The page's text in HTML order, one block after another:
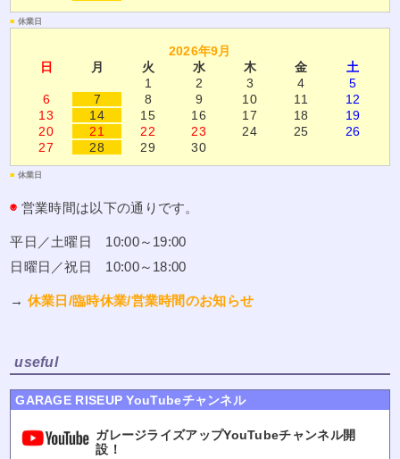
■ 休業日
2026年9月
日
月 火 水 木 金
土
1
2 3 4
5
6
7 8 9 10 11
12
13
14 15 16 17 18
19
20
21 22 23 24 25
26
27
28 29 30
■ 休業日
◉ 営業時間は以下の通りです。
平日／土曜日 10:00～19:00
日曜日／祝日 10:00～18:00
→ 休業日/臨時休業/営業時間のお知らせ
useful
GARAGE RISEUP YouTubeチャンネル
ガレージライズアップYouTubeチャンネル開
設！